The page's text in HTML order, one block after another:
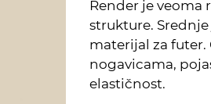
Render je veoma
strukture.
materijal za futer.
nogavicama,
elastičnost.